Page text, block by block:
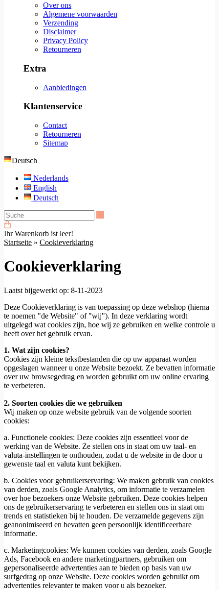
Over ons
Algemene voorwaarden
Verzending
Disclaimer
Privacy Policy
Retourneren
Extra
Aanbiedingen
Klantenservice
Contact
Retourneren
Sitemap
Deutsch
Nederlands
English
Deutsch
Ihr Warenkorb ist leer!
Startseite » Cookieverklaring
Cookieverklaring
Laatst bijgewerkt op: 8-11-2023
Deze Cookieverklaring is van toepassing op deze webshop (hierna
te noemen "de Website" of "wij"). In deze verklaring wordt
uitgelegd wat cookies zijn, hoe wij ze gebruiken en welke controle u
heeft over het gebruik ervan.
1. Wat zijn cookies?
Cookies zijn kleine tekstbestanden die op uw apparaat worden
opgeslagen wanneer u onze Website bezoekt. Ze bevatten informatie
over uw browsegedrag en worden gebruikt om uw online ervaring
te verbeteren.
2. Soorten cookies die we gebruiken
Wij maken op onze website gebruik van de volgende soorten
cookies:
a. Functionele cookies: Deze cookies zijn essentieel voor de
werking van de Website. Ze stellen ons in staat om uw taal- en
valuta-instellingen te onthouden, zodat u de website in de door u
gewenste taal en valuta kunt bekijken.
b. Cookies voor gebruikerservaring: We maken gebruik van cookies
van derden, zoals Google Analytics, om informatie te verzamelen
over hoe bezoekers onze Website gebruiken. Deze cookies helpen
ons de gebruikerservaring te verbeteren en stellen ons in staat om
trends en statistieken bij te houden. De verzamelde gegevens zijn
geanonimiseerd en bevatten geen persoonlijk identificeerbare
informatie.
c. Marketingcookies: We kunnen cookies van derden, zoals Google
Ads, Facebook en andere marketingpartners, gebruiken om
gepersonaliseerde advertenties aan te bieden op basis van uw
surfgedrag op onze Website. Deze cookies worden gebruikt om
advertenties relevanter te maken voor u als bezoeker.